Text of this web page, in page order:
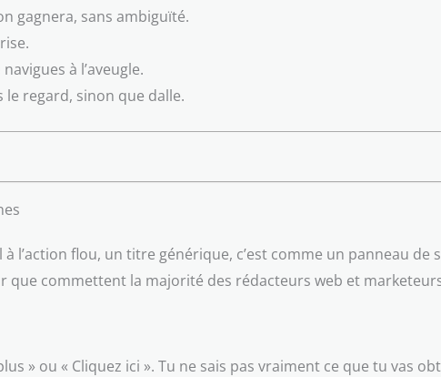
gagnera, sans ambiguïté.
à l’aveugle.
le regard, sinon que dalle.
l’action flou, un titre générique, c’est comme un panneau de
que commettent la majorité des rédacteurs web et
» ou « Cliquez ici ». Tu ne sais pas vraiment ce que tu vas